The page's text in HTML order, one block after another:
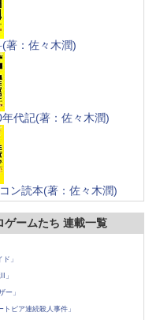
著：佐々木潤)
代記(著：佐々木潤)
ン読本(著：佐々木潤)
ゲームたち 連載一覧
」
」
ー」
ピア連続殺人事件」